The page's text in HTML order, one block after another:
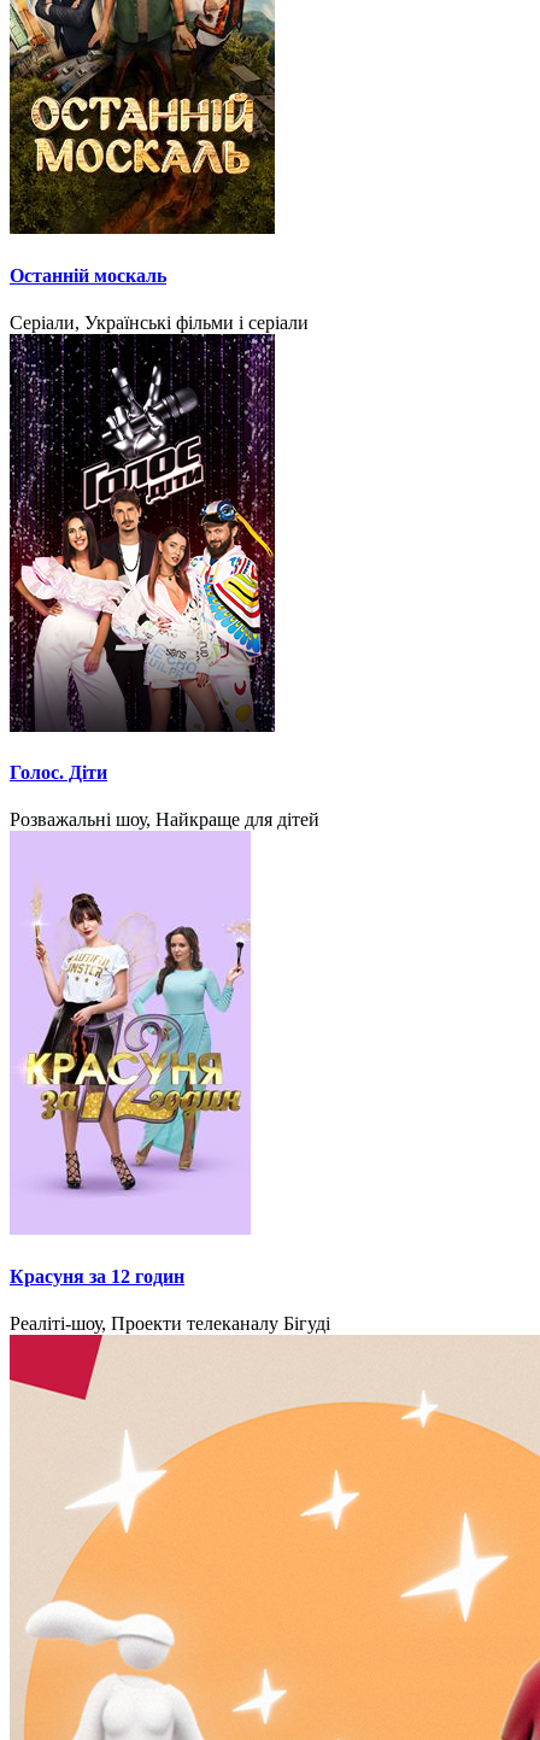
Останній москаль
Серіали, Українські фільми і серіали
Голос. Діти
Розважальні шоу, Найкраще для дітей
Красуня за 12 годин
Реаліті-шоу, Проекти телеканалу Бігуді